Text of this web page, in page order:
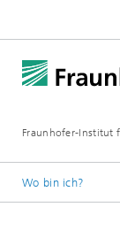
Fraunhofer-Institut
Wo bin ich?